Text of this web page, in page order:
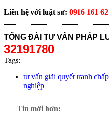
Liên hệ với luật sư: 0916 161
TỔNG ĐÀI TƯ VẤN PHÁP
32191780
Tags:
tư vấn giải quyết tranh
nghiệp
Tin mới hơn: